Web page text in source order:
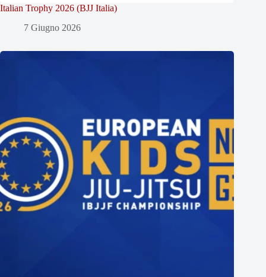
Italian Trophy 2026 (BJJ Italia)
7 Giugno 2026